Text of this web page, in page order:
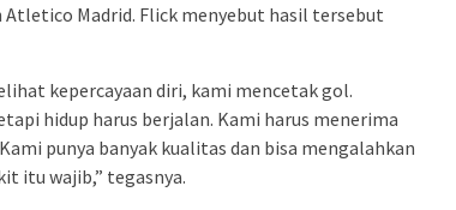
Madrid. Flick menyebut hasil tersebut
kepercayaan diri, kami mencetak gol.
hidup harus berjalan. Kami harus menerima
punya banyak kualitas dan bisa mengalahkan
itu wajib,” tegasnya.